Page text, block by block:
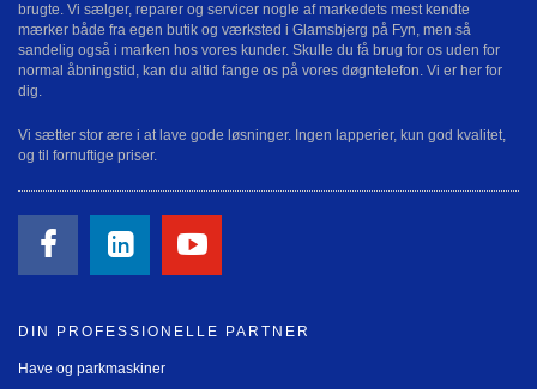
brugte. Vi sælger, reparer og servicer nogle af markedets mest kendte
mærker både fra egen butik og værksted i Glamsbjerg på Fyn, men så
sandelig også i marken hos vores kunder. Skulle du få brug for os uden for
normal åbningstid, kan du altid fange os på vores døgntelefon. Vi er her for
dig.
Vi sætter stor ære i at lave gode løsninger. Ingen lapperier, kun god kvalitet,
og til fornuftige priser.
DIN PROFESSIONELLE PARTNER
Have og parkmaskiner